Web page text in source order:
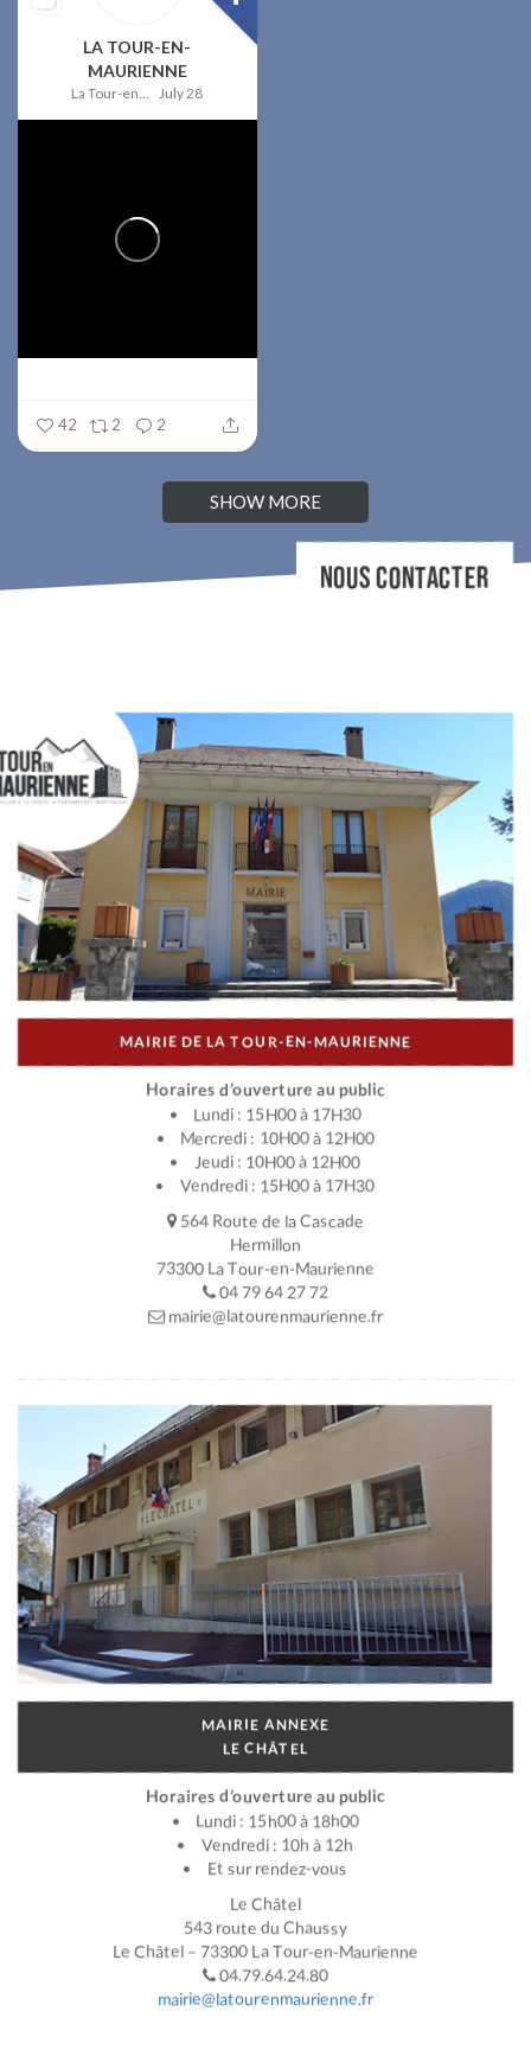
LA TOUR-EN-
MAURIENNE
La Tour-en-Maurienne July 28
42 2 2
SHOW MORE
NOUS CONTACTER
MAIRIE DE LA TOUR-EN-MAURIENNE
Horaires d’ouverture au public
Lundi : 15H00 à 17H30
Mercredi : 10H00 à 12H00
Jeudi : 10H00 à 12H00
Vendredi : 15H00 à 17H30
564 Route de la Cascade
Hermillon
73300 La Tour-en-Maurienne
04 79 64 27 72
mairie@latourenmaurienne.fr
MAIRIE ANNEXE
LE CHÂTEL
Horaires d’ouverture au public
Lundi : 15h00 à 18h00
Vendredi : 10h à 12h
Et sur rendez-vous
Le Châtel
543 route du Chaussy
Le Châtel – 73300 La Tour-en-Maurienne
04.79.64.24.80
mairie@latourenmaurienne.fr